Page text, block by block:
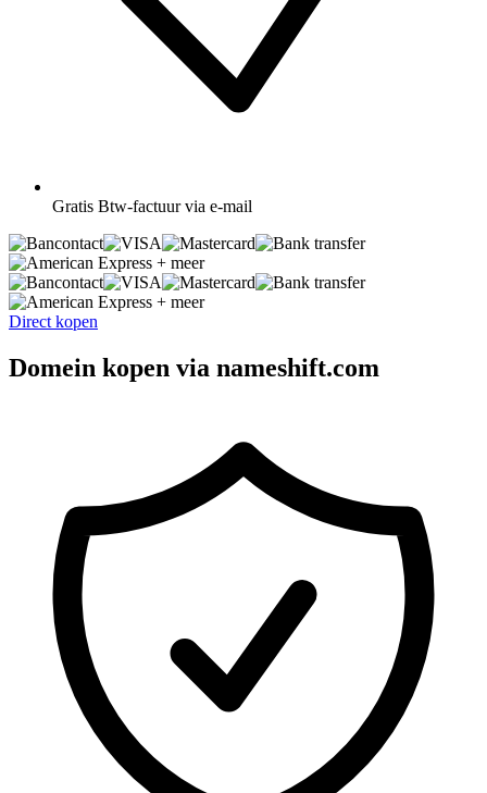
Gratis Btw-factuur via e-mail
+ meer
+ meer
Direct kopen
Domein kopen via nameshift.com